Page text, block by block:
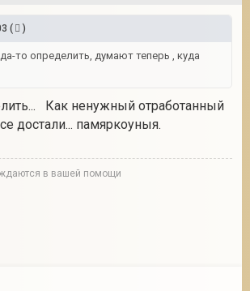
( )
то определить, думают теперь , куда
Как ненужный отработанный
достали... памяркоуныя.
в вашей помощи